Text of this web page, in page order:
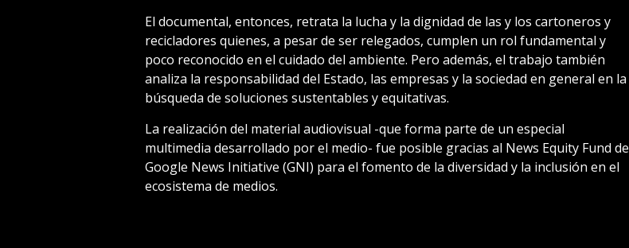
El documental, entonces, retrata la lucha y la dignidad de las y los cartoneros y
recicladores quienes, a pesar de ser relegados, cumplen un rol fundamental y
poco reconocido en el cuidado del ambiente. Pero además, el trabajo también
analiza la responsabilidad del Estado, las empresas y la sociedad en general en la
búsqueda de soluciones sustentables y equitativas.
La realización del material audiovisual -que forma parte de un especial
multimedia desarrollado por el medio- fue posible gracias al News Equity Fund de
Google News Initiative (GNI) para el fomento de la diversidad y la inclusión en el
ecosistema de medios.